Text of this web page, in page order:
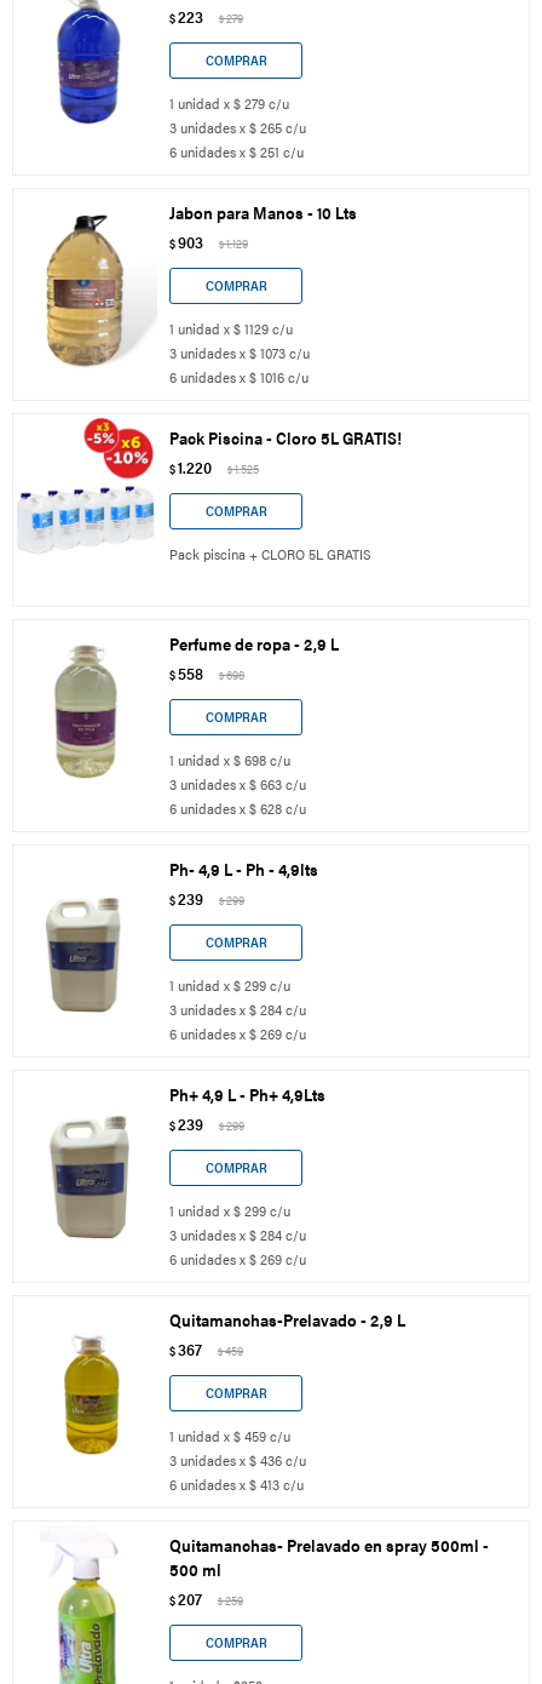
$223 $279
1 unidad x $ 279 c/u
3 unidades x $ 265 c/u
6 unidades x $ 251 c/u
Jabon para Manos - 10 Lts
$903 $1.129
1 unidad x $ 1129 c/u
3 unidades x $ 1073 c/u
6 unidades x $ 1016 c/u
Pack Piscina - Cloro 5L GRATIS!
$1.220 $1.525
Pack piscina + CLORO 5L GRATIS
Perfume de ropa - 2,9 L
$558 $698
1 unidad x $ 698 c/u
3 unidades x $ 663 c/u
6 unidades x $ 628 c/u
Ph- 4,9 L - Ph - 4,9lts
$239 $299
1 unidad x $ 299 c/u
3 unidades x $ 284 c/u
6 unidades x $ 269 c/u
Ph+ 4,9 L - Ph+ 4,9Lts
$239 $299
1 unidad x $ 299 c/u
3 unidades x $ 284 c/u
6 unidades x $ 269 c/u
Quitamanchas-Prelavado - 2,9 L
$367 $459
1 unidad x $ 459 c/u
3 unidades x $ 436 c/u
6 unidades x $ 413 c/u
Quitamanchas- Prelavado en spray 500ml -
500 ml
$207 $259